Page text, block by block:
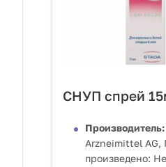
СНУП спрей
Производитель:
Arzneimittel AG,
произведено: